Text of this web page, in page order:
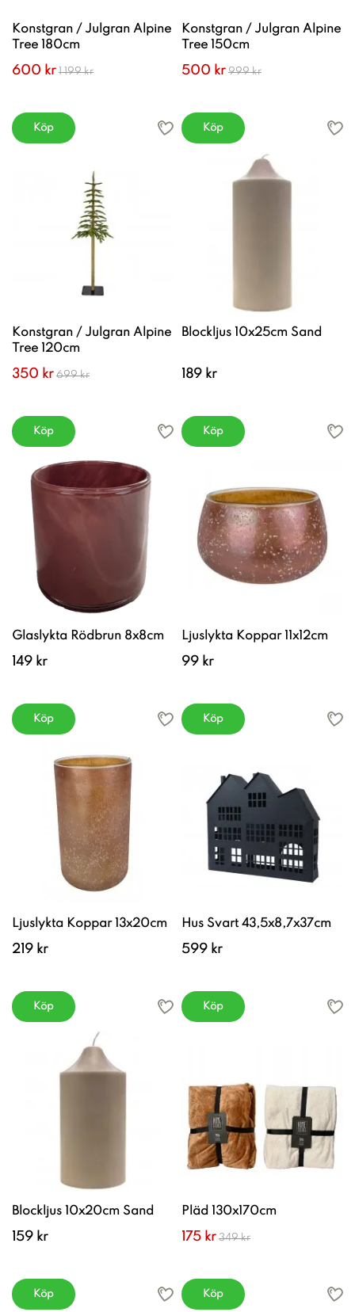
Konstgran / Julgran Alpine
Tree 180cm
600 kr 1 199 kr
Köp
Konstgran / Julgran Alpine
Tree 150cm
500 kr 999 kr
Köp
Konstgran / Julgran Alpine
Tree 120cm
350 kr 699 kr
Köp
Blockljus 10x25cm Sand
189 kr
Köp
Glaslykta Rödbrun 8x8cm
149 kr
Köp
Ljuslykta Koppar 11x12cm
99 kr
Köp
Ljuslykta Koppar 13x20cm
219 kr
Köp
Hus Svart 43,5x8,7x37cm
599 kr
Köp
Blockljus 10x20cm Sand
159 kr
Köp
Pläd 130x170cm
175 kr 349 kr
Köp